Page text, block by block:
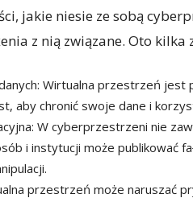
jakie niesie ze sobą
z nią związane. Oto kilka
Wirtualna przestrzeń jest
aby chronić swoje dane i
W cyberprzestrzeni nie
i instytucji może publikować
przestrzeń może naruszać